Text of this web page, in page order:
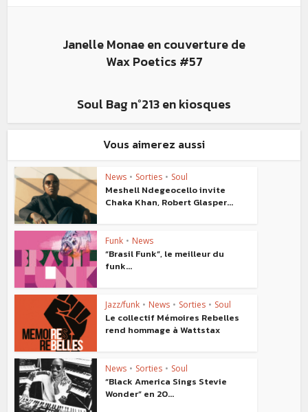
Janelle Monae en couverture de
Wax Poetics #57
Soul Bag n°213 en kiosques
Vous aimerez aussi
News • Sorties • Soul
Meshell Ndegeocello invite
Chaka Khan, Robert Glasper...
Funk • News
“Brasil Funk”, le meilleur du
funk...
Jazz/funk • News • Sorties • Soul
Le collectif Mémoires Rebelles
rend hommage à Wattstax
News • Sorties • Soul
“Black America Sings Stevie
Wonder” en 20...